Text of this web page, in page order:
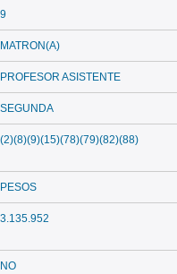
9
MATRON(A)
PROFESOR ASISTENTE
SEGUNDA
(2)(8)(9)(15)(78)(79)(82)(88)
PESOS
3.135.952
NO